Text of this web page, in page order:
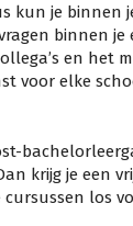
kun je binnen
binnen
en het
voor elke
krijg je een
cursussen los